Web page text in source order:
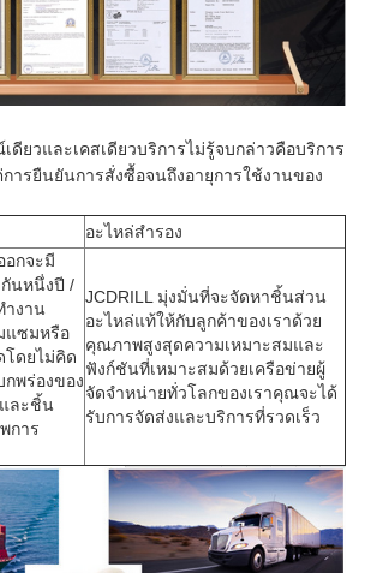
ดียวและเคสเดียวบริการไม่รู้จบกล่าวคือบริการ
ารยืนยันการสั่งซื้อจนถึงอายุการใช้งานของ
อะไหล่สำรอง
อกจะมี
กันหนึ่งปี /
ำงาน
แซมหรือ
ดยไม่คิด
กพร่องของ
ละชิ้น
การ
JCDRILL มุ่งมั่นที่จะจัดหาชิ้นส่วน
อะไหล่แท้ให้กับลูกค้าของเราด้วย
คุณภาพสูงสุดความเหมาะสมและ
ฟังก์ชันที่เหมาะสมด้วยเครือข่ายผู้
จัดจำหน่ายทั่วโลกของเราคุณจะได้
รับการจัดส่งและบริการที่รวดเร็ว